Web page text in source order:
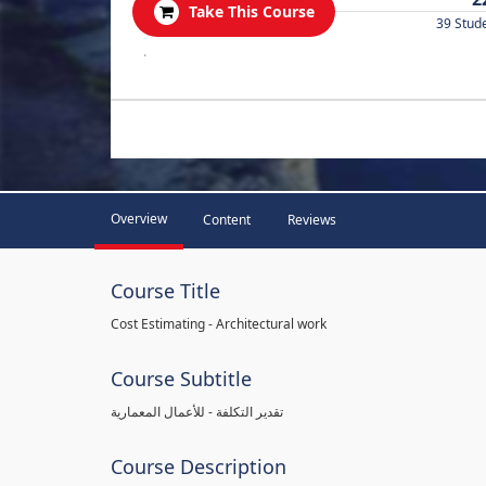
Take This Course
39
.
Overview Content Reviews
Course Title
Cost Estimating - Architectural work
Course Subtitle
تقدير التكلفة - للأعمال المعمارية
Course Description